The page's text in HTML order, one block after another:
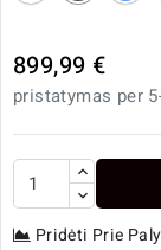
899,99 €
pristatymas per
Pridėti Prie